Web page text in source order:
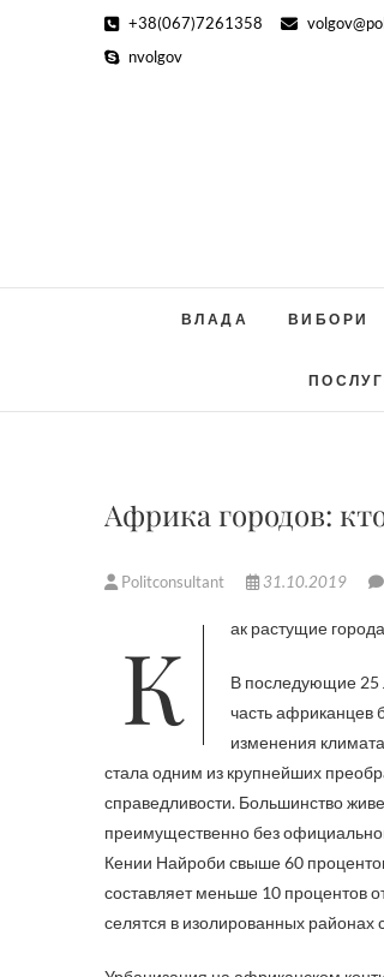
+38(067)7261358
nvolgov
ВЛАДА ВИБОРИ
Африка городов:
Politconsultant 31.10.2019
Как растущие
В последующие 25
часть африканцев
изменения
стала одним из крупнейших
справедливости. Большинство
преимущественно без
Кении Найроби свыше 60
составляет меньше 10 процентов
селятся в изолированных